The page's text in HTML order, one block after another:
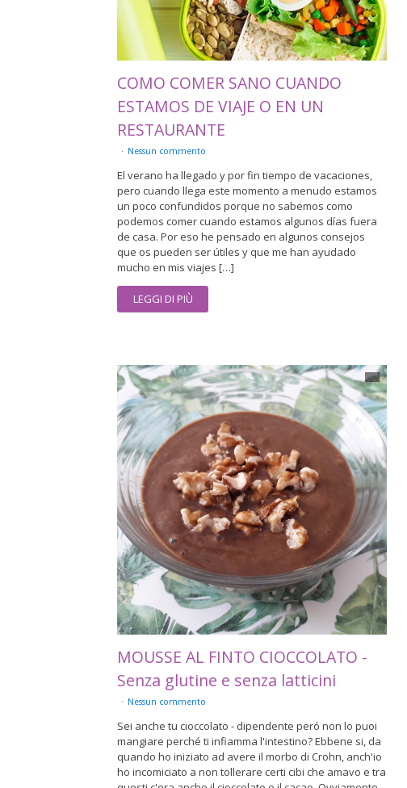
COMO COMER SANO CUANDO
ESTAMOS DE VIAJE O EN UN
RESTAURANTE
Nessun commento
El verano ha llegado y por fin tiempo de vacaciones,
pero cuando llega este momento a menudo estamos
un poco confundidos porque no sabemos como
podemos comer cuando estamos algunos días fuera
de casa. Por eso he pensado en algunos consejos
que os pueden ser útiles y que me han ayudado
mucho en mis viajes […]
LEGGI DI PIÙ
MOUSSE AL FINTO CIOCCOLATO -
Senza glutine e senza latticini
Nessun commento
Sei anche tu cioccolato - dipendente peró non lo puoi
mangiare perché ti infiamma l'intestino? Ebbene si, da
quando ho iniziato ad avere il morbo di Crohn, anch'io
ho incomiciato a non tollerare certi cibi che amavo e tra